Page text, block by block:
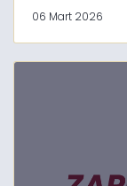
06 Mart 2026